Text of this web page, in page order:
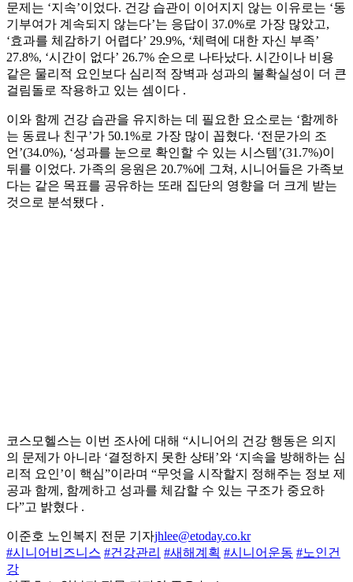
문제는 ‘지속’이었다. 건강 습관이 이어지지 않는 이유로는 ‘동
기부여가 계속되지 않는다’는 응답이 37.0%로 가장 많았고,
‘효과를 체감하기 어렵다’ 29.9%, ‘체력에 대한 자신 부족’
27.8%, ‘시간이 없다’ 26.7% 순으로 나타났다. 시간이나 비용
같은 물리적 요인보다 심리적 장벽과 성과의 불확실성이 더 큰
걸림돌로 작용하고 있는 셈이다 .
이와 함께 건강 습관을 유지하는 데 필요한 요소로는 ‘함께하
는 동료나 친구’가 50.1%로 가장 많이 꼽혔다. ‘전문가의 조
언’(34.0%), ‘성과를 눈으로 확인할 수 있는 시스템’(31.7%)이
뒤를 이었다. 가족의 응원은 20.7%에 그쳐, 시니어들은 가족보
다는 같은 목표를 공유하는 또래 집단의 영향을 더 크게 받는
것으로 분석됐다 .
코스모헬스는 이번 조사에 대해 “시니어의 건강 행동은 의지
의 문제가 아니라 ‘결정하지 못한 상태’와 ‘지속을 방해하는 심
리적 요인’이 핵심”이라며 “무엇을 시작할지 정해주는 정보 제
공과 함께, 함께하고 성과를 체감할 수 있는 구조가 중요하
다”고 밝혔다 .
이준호 노인복지 전문 기자jhlee@etoday.co.kr
#시니어비즈니스 #건강관리 #새해계획 #시니어운동 #노인건
강